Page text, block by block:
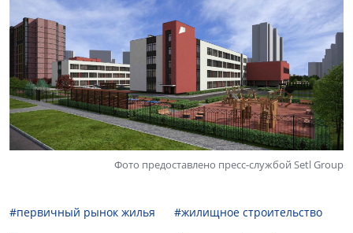
Фото предоставлено пресс-службой Setl Group
#первичный рынок жилья
#жилищное строительство